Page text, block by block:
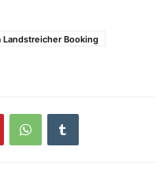
Landstreicher Booking